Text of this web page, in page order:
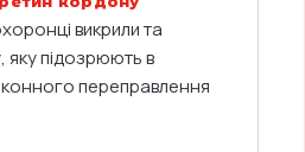
викрили та
яку підозрюють в
переправлення